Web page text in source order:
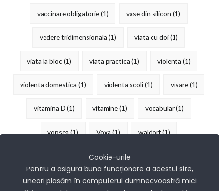
vaccinare obligatorie(1) vase din silicon (1)
vedere tridimensionala (1) viata cu doi(1)
viata la bloc(1) viata practica (1) violenta (1)
violenta domestica (1) violenta scoli(1) visare(1)
vitamina D (1) vitamine(1) vocabular(1)
vopsea (1) Voxa (1) waldorf(1)
îndemânare(15)
Cookie-urile
Pentru a asigura buna funcționare a acestui site,
uneori plasăm în computerul dumneavoastră mici